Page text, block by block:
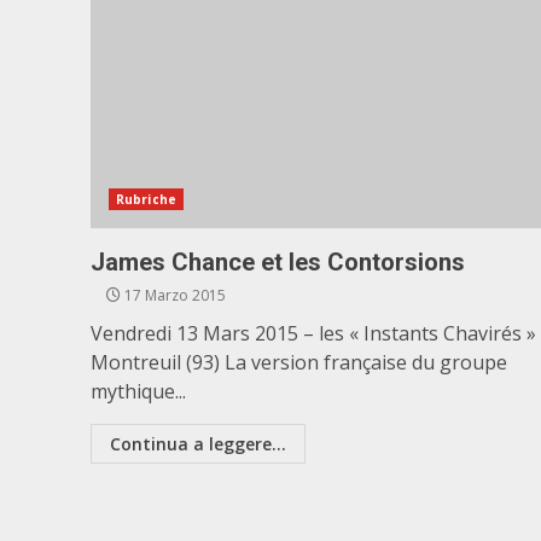
Rubriche
James Chance et les Contorsions
17 Marzo 2015
Vendredi 13 Mars 2015 – les « Instants Chavirés »
Montreuil (93) La version française du groupe
mythique...
Continua a leggere...